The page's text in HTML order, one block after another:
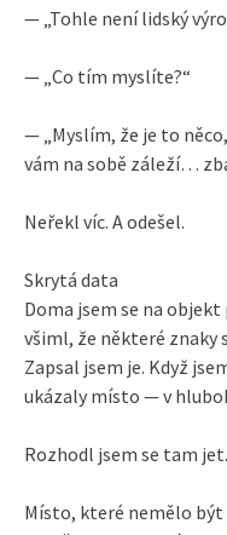
— „Tohle není lidský
— „Co tím myslíte?“
— „Myslím, že je to
vám na sobě záleží…
Neřekl víc. A odešel.
Skrytá data
Doma jsem se na
všiml, že některé znaky
Zapsal jsem je. Když
ukázaly místo — v
Rozhodl jsem se tam jet.
Místo, které nemělo být